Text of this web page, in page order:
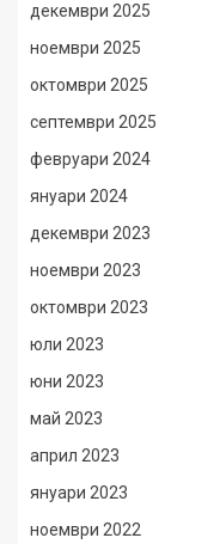
декември 2025
ноември 2025
октомври 2025
септември 2025
февруари 2024
януари 2024
декември 2023
ноември 2023
октомври 2023
юли 2023
юни 2023
май 2023
април 2023
януари 2023
ноември 2022